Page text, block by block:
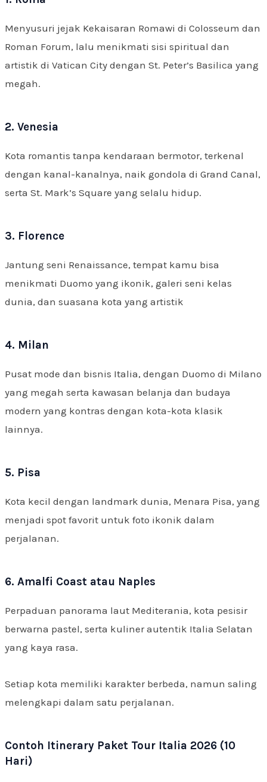
Menyusuri jejak Kekaisaran Romawi di Colosseum dan
Roman Forum, lalu menikmati sisi spiritual dan
artistik di Vatican City dengan St. Peter’s Basilica yang
megah.
2. Venesia
Kota romantis tanpa kendaraan bermotor, terkenal
dengan kanal-kanalnya, naik gondola di Grand Canal,
serta St. Mark’s Square yang selalu hidup.
3. Florence
Jantung seni Renaissance, tempat kamu bisa
menikmati Duomo yang ikonik, galeri seni kelas
dunia, dan suasana kota yang artistik
4. Milan
Pusat mode dan bisnis Italia, dengan Duomo di Milano
yang megah serta kawasan belanja dan budaya
modern yang kontras dengan kota-kota klasik
lainnya.
5. Pisa
Kota kecil dengan landmark dunia, Menara Pisa, yang
menjadi spot favorit untuk foto ikonik dalam
perjalanan.
6. Amalfi Coast atau Naples
Perpaduan panorama laut Mediterania, kota pesisir
berwarna pastel, serta kuliner autentik Italia Selatan
yang kaya rasa.
Setiap kota memiliki karakter berbeda, namun saling
melengkapi dalam satu perjalanan.
Contoh Itinerary Paket Tour Italia 2026 (10
Hari)